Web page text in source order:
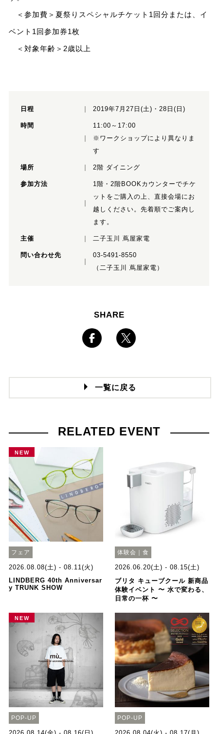
＜参加費＞夏祭りスペシャルチケット1回分または、イ
ベント1回参加券1枚
＜対象年齢＞2歳以上
日程 2019年7月27日(土)・28日(日)
時間
11:00～17:00
※ワークショップにより異なりま
す
場所 2階 ダイニング
参加方法
1階・2階BOOKカウンターでチケ
ットをご購入の上、直接会場にお
越しください。先着順でご案内し
ます。
主催 二子玉川 蔦屋家電
問い合わせ先
03-5491-8550
（二子玉川 蔦屋家電）
SHARE
一覧に戻る
RELATED EVENT
NEW
フェア
2026.08.08(土) - 08.11(火)
LINDBERG 40th Anniversar
y TRUNK SHOW
体験会｜食
2026.06.20(土) - 08.15(土)
ブリタ キューブクール 新商品
体験イベント 〜 水で変わる、
日常の一杯 〜
NEW
POP-UP POP-UP